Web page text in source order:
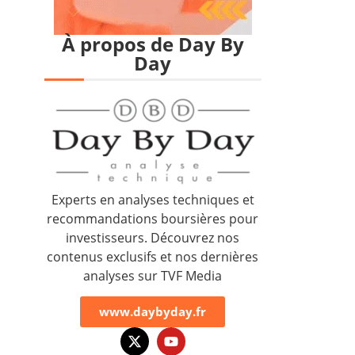
À propos de Day By
Day
Experts en analyses techniques et
recommandations boursières pour
investisseurs. Découvrez nos
contenus exclusifs et nos dernières
analyses sur TVF Media
www.daybyday.fr